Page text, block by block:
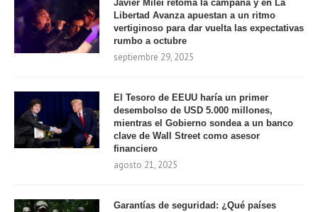
Javier Milei retoma la campaña y en La
Libertad Avanza apuestan a un ritmo
vertiginoso para dar vuelta las expectativas
rumbo a octubre
septiembre 29, 2025
El Tesoro de EEUU haría un primer
desembolso de USD 5.000 millones,
mientras el Gobierno sondea a un banco
clave de Wall Street como asesor
financiero
agosto 21, 2025
Garantías de seguridad: ¿Qué países